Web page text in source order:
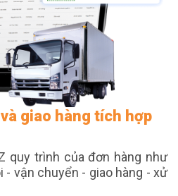
giao hàng tích hợp
quy trình của đơn hàng như
- vận chuyển - giao hàng - xử